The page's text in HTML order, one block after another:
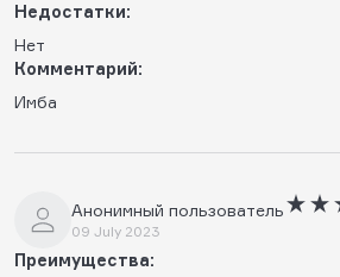
Недостатки:
Нет
Комментарий:
Имба
Анонимный пользователь
09 July 2023
Преимущества: